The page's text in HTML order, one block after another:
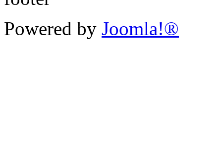
Powered by Joomla!®